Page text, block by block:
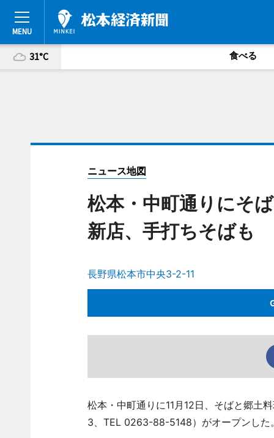
31°C 食べる
ニュース地図
松本・中町通りにそ
新店、手打ちそばも
長野県松本市中央3-2-11
松本・中町通りに11月12日、そばと郷土
3、TEL 0263-88-5148）がオープンした